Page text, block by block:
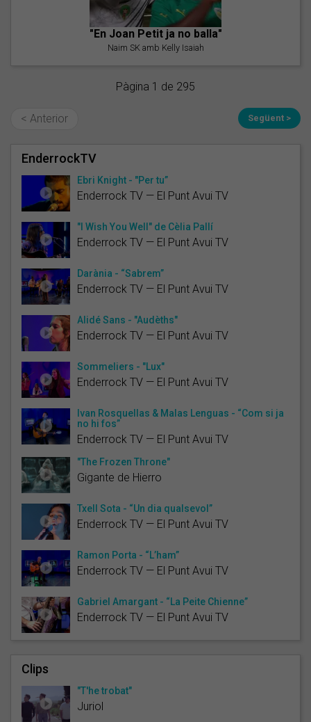
"En Joan Petit ja no balla"
Naim SK amb Kelly Isaiah
Pàgina 1 de 295
< Anterior Següent >
EnderrockTV
Ebri Knight - "Per tu”
Enderrock TV — El Punt Avui TV
"I Wish You Well" de Cèlia Pallí
Enderrock TV — El Punt Avui TV
Darània - “Sabrem”
Enderrock TV — El Punt Avui TV
Alidé Sans - "Audèths"
Enderrock TV — El Punt Avui TV
Sommeliers - "Lux"
Enderrock TV — El Punt Avui TV
Ivan Rosquellas & Malas Lenguas - “Com si ja
no hi fos”
Enderrock TV — El Punt Avui TV
"The Frozen Throne"
Gigante de Hierro
Txell Sota - “Un dia qualsevol”
Enderrock TV — El Punt Avui TV
Ramon Porta - “L’ham”
Enderrock TV — El Punt Avui TV
Gabriel Amargant - “La Peite Chienne”
Enderrock TV — El Punt Avui TV
Clips
"T'he trobat"
Juriol